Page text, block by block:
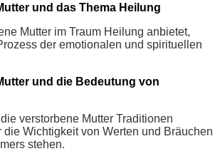
und das Thema Heilung
Mutter im Traum Heilung anbietet,
der emotionalen und spirituellen
und die Bedeutung von
verstorbene Mutter Traditionen
die Wichtigkeit von Werten und Bräuchen
stehen.